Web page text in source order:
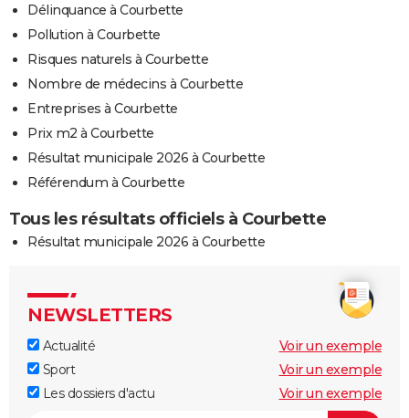
Délinquance à Courbette
Pollution à Courbette
Risques naturels à Courbette
Nombre de médecins à Courbette
Entreprises à Courbette
Prix m2 à Courbette
Résultat municipale 2026 à Courbette
Référendum à Courbette
Tous les résultats officiels à Courbette
Résultat municipale 2026 à Courbette
NEWSLETTERS
Actualité
Voir un exemple
Sport
Voir un exemple
Les dossiers d'actu
Voir un exemple